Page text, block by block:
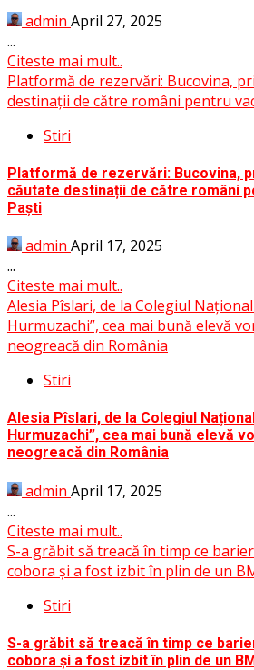
admin April 27, 2025
...
Citeste mai mult..
Platformă de rezervări: Bucovina,
destinații de către români pentru
Stiri
Platformă de rezervări: Bucovina,
căutate destinații de către români
Paști
admin April 17, 2025
...
Citeste mai mult..
Alesia Pîslari, de la Colegiul
Hurmuzachi”, cea mai bună elevă
neogreacă din România
Stiri
Alesia Pîslari, de la Colegiul
Hurmuzachi”, cea mai bună elevă
neogreacă din România
admin April 17, 2025
...
Citeste mai mult..
S-a grăbit să treacă în timp ce
cobora și a fost izbit în plin de un
Stiri
S-a grăbit să treacă în timp ce
cobora și a fost izbit în plin de un